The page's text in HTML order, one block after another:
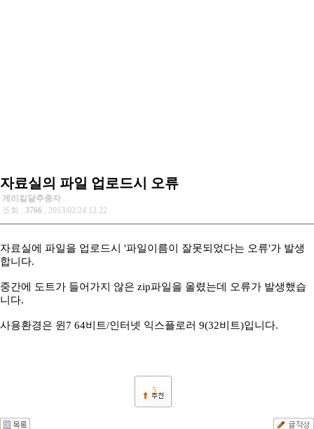
자료실의 파일 업로드시 오류
게리킬달추종자
조회 : 3766 , 2013/02/24 12:22
자료실에 파일을 업로드시 '파일이름이 잘못되었다는 오류'가 발생
합니다.
중간에 도트가 들어가지 않은 zip파일을 올렸는데 오류가 발생했습
니다.
사용환경은 윈7 64비트/인터넷 익스플로러 9(32비트)입니다.
5